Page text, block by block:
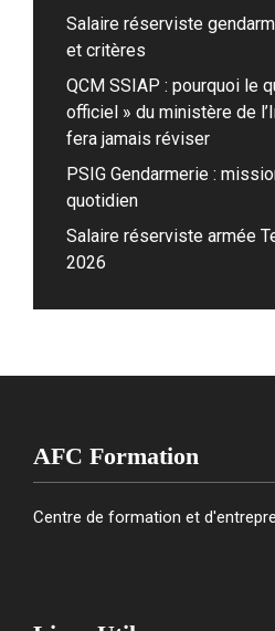
Salaire réserviste
et critères
QCM SSIAP : pourquoi le
officiel » du ministère de
fera jamais réviser
PSIG Gendarmerie :
quotidien
Salaire réserviste armée
2026
AFC Formation
Centre de formation et